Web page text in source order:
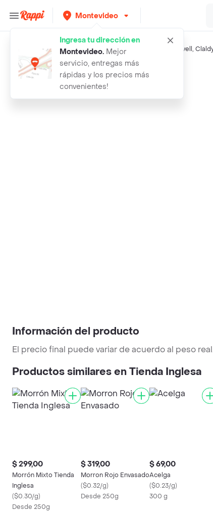
Montevideo
Ingresa tu dirección en
Montevideo. Mejor
servicio, entregas más
rápidas y los precios más
convenientes!
Búsquedas relacionadas:Verduras,Tienda Inglesa Rodyvell , Claldy
Rappi morron rojo
Información del producto
El precio final puede variar de acuerdo al peso
Productos similares en Tienda Inglesa
$ 299,00
Morrón Mixto Tienda
Inglesa
($0.30/g)
Desde 250g
$ 319,00
Morron Rojo Envasado
($0.32/g)
Desde 250g
$ 69,00
Acelga
($0.23/g)
300 g